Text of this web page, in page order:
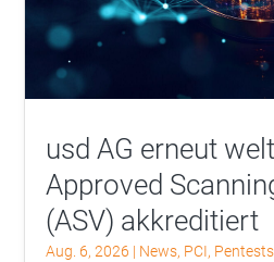
usd AG erneut
Approved
(ASV) akkreditiert
Aug. 6, 2026 | News, PCI,